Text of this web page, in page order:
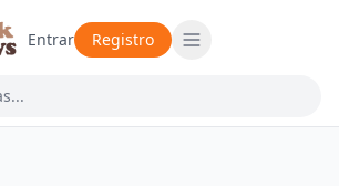
Entrar Registro